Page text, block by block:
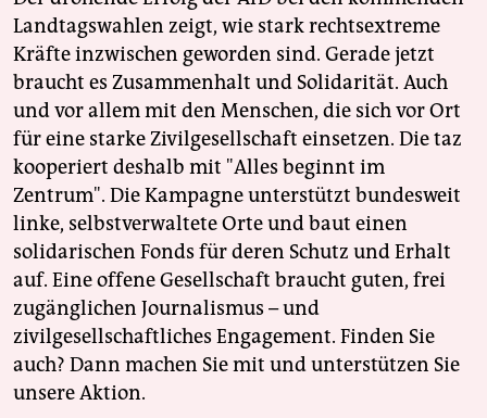
Landtagswahlen zeigt, wie stark rechtsextreme
Kräfte inzwischen geworden sind. Gerade jetzt
braucht es Zusammenhalt und Solidarität. Auch
und vor allem mit den Menschen, die sich vor Ort
für eine starke Zivilgesellschaft einsetzen. Die taz
kooperiert deshalb mit "Alles beginnt im
Zentrum". Die Kampagne unterstützt bundesweit
linke, selbstverwaltete Orte und baut einen
solidarischen Fonds für deren Schutz und Erhalt
auf. Eine offene Gesellschaft braucht guten, frei
zugänglichen Journalismus – und
zivilgesellschaftliches Engagement. Finden Sie
auch? Dann machen Sie mit und unterstützen Sie
unsere Aktion.